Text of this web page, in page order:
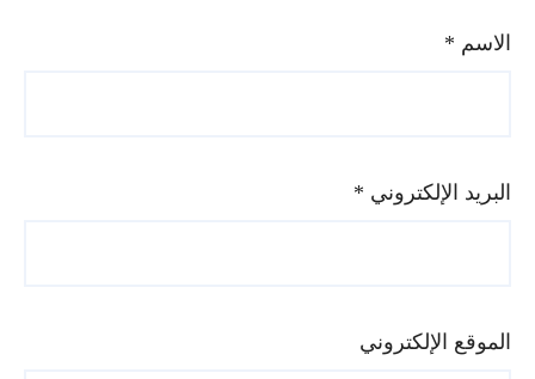
الاسم*
البريد الإلكتروني*
الموقع الإلكتروني